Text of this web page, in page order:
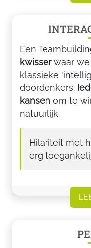
Een
kwisserwaar we
klassieke
doordenkers.
kansen om te
natuurlijk.
Hilariteit met
erg